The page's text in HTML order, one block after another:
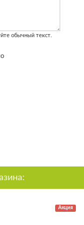
обычный текст.
Акция